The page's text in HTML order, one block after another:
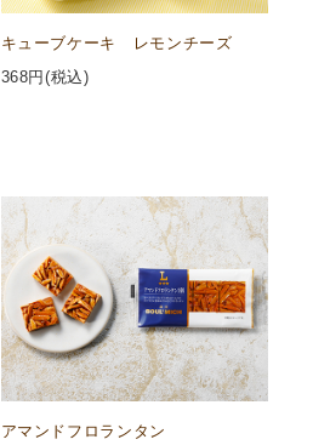
キューブケーキ レモンチーズ
368円(税込)
アマンドフロランタン